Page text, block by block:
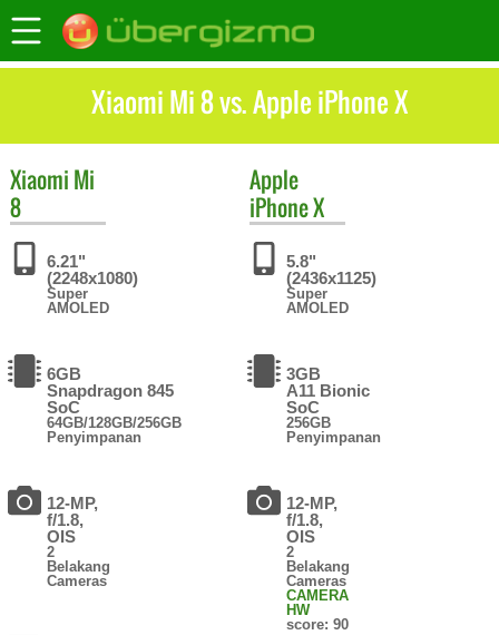
Xiaomi Mi 8 vs. Apple iPhone X
Xiaomi Mi
8
6.21"
(2248x1080)
Super
AMOLED
6GB
Snapdragon 845
SoC
64GB/128GB/256GB
Penyimpanan
12-MP,
f/1.8,
OIS
2
Belakang
Cameras
Apple
iPhone X
5.8"
(2436x1125)
Super
AMOLED
3GB
A11 Bionic
SoC
256GB
Penyimpanan
12-MP,
f/1.8,
OIS
2
Belakang
Cameras
CAMERA
HW
score: 90